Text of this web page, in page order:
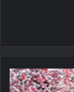
Η
«πρώτη»